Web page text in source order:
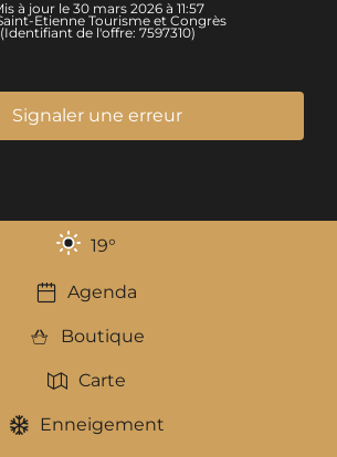
à jour le 30 mars 2026 à 11:57
Etienne Tourisme et Congrès
(Identifiant de l'offre: 7597310)
Signaler une erreur
19°
Agenda
Boutique
Carte
Enneigement